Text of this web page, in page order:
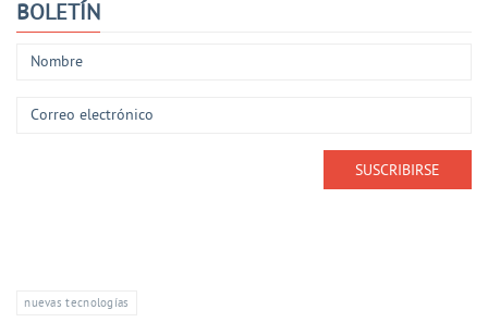
BOLETÍN
nuevas tecnologías